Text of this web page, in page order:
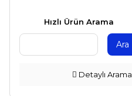
Hızlı Ürün Arama
Ara
Detaylı Arama